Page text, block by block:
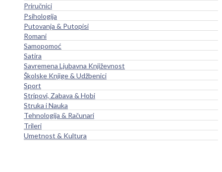
Priručnici
Psihologija
Putovanja & Putopisi
Romani
Samopomoć
Satira
Savremena Ljubavna Književnost
Školske Knjige & Udžbenici
Sport
Stripovi, Zabava & Hobi
Struka i Nauka
Tehnologija & Računari
Trileri
Umetnost & Kultura